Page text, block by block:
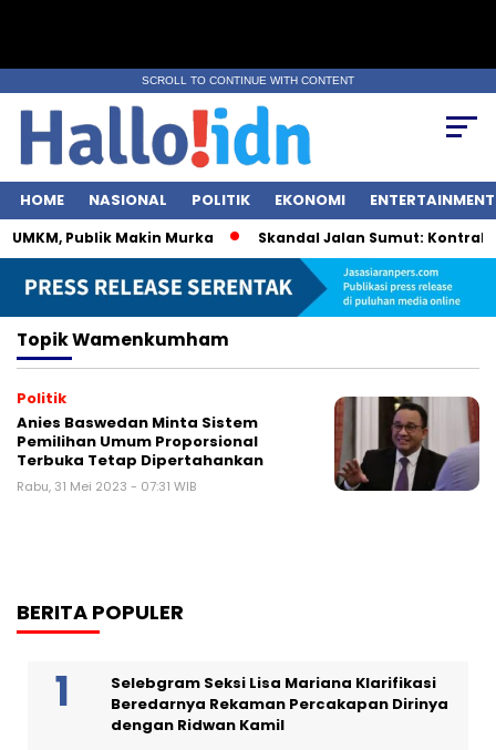
SCROLL TO CONTINUE WITH CONTENT
HOME NASIONAL POLITIK EKONOMI ENTERTAINMENT
Publik Makin Murka Skandal Jalan Sumut:
TopikWamenkumham
Politik
Anies Baswedan Minta Sistem
Pemilihan Umum Proporsional
Terbuka Tetap Dipertahankan
Rabu, 31 Mei 2023 - 07:31 WIB
BERITA POPULER
Selebgram Seksi Lisa Mariana Klarifikasi
Beredarnya Rekaman Percakapan Dirinya
dengan Ridwan Kamil